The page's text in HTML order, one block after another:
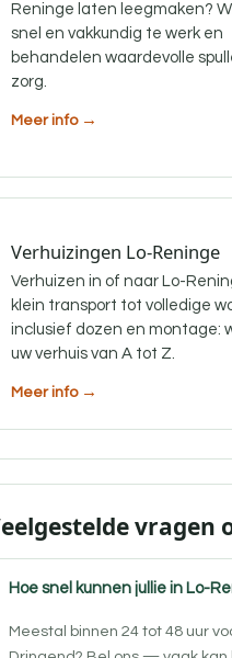
Reninge laten leegmaken?
snel en vakkundig te werk en
behandelen waardevolle
zorg.
Meer info →
Verhuizingen Lo-Reninge
Verhuizen in of naar Lo-
klein transport tot volledige
inclusief dozen en montage:
uw verhuis van A tot Z.
Meer info →
vragen
Hoe snel kunnen jullie in Lo-
Meestal binnen 24 tot 48 uur